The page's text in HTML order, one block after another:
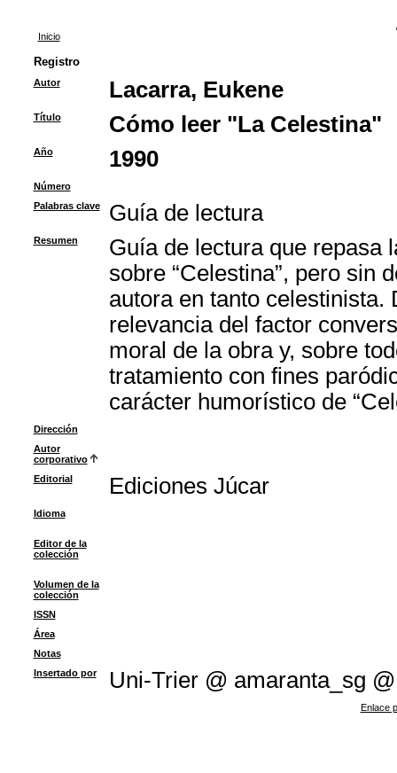
Inicio
Registro
Autor Lacarra, Eukene
Título Cómo leer "La Celestina"
Año 1990
Número
Palabras clave
Guía de lectura
Resumen
Guía de lectura que repasa
sobre “Celestina”, pero sin
autora en tanto
relevancia del factor
moral de la obra y, sobre
tratamiento con fines
carácter humorístico de
Dirección
Autor
corporativo
Editorial
Ediciones Júcar
Idioma
Editor de la
colección
Volumen de la
colección
ISSN
Área
Notas
Insertado por
Uni-Trier @ amaranta_sg @
Enlace